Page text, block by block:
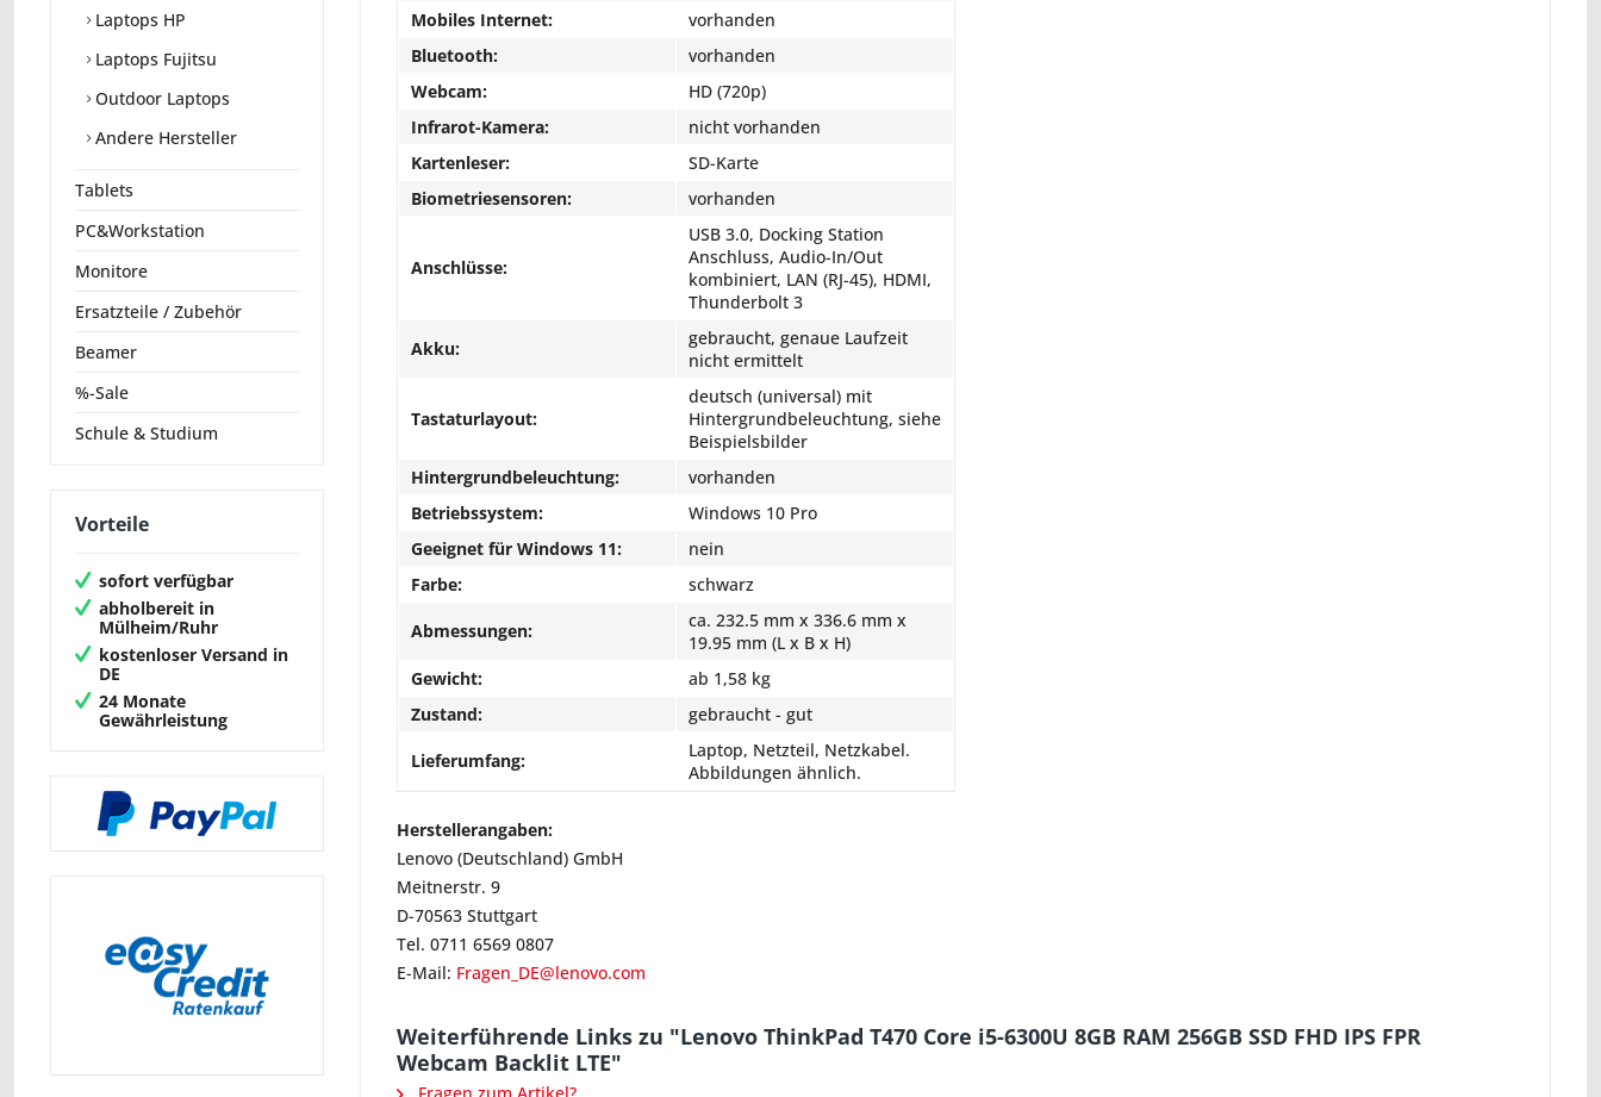
Laptops HP
Laptops Fujitsu
Outdoor Laptops
Andere Hersteller
Tablets
PC&Workstation
Monitore
Ersatzteile / Zubehör
Beamer
%-Sale
Schule & Studium
Vorteile
sofort verfügbar
abholbereit in
Mülheim/Ruhr
kostenloser Versand in
DE
24 Monate
Gewährleistung
Mobiles Internet:
vorhanden
Bluetooth:
vorhanden
Webcam:
HD (720p)
Infrarot-Kamera:
nicht vorhanden
Kartenleser:
SD-Karte
Biometriesensoren:
vorhanden
Anschlüsse:
USB 3.0, Docking Station
Anschluss, Audio-In/Out
kombiniert, LAN (RJ-45), HDMI,
Thunderbolt 3
Akku:
gebraucht, genaue Laufzeit
nicht ermittelt
Tastaturlayout:
deutsch (universal) mit
Hintergrundbeleuchtung, siehe
Beispielsbilder
Hintergrundbeleuchtung:
vorhanden
Betriebssystem:
Windows 10 Pro
Geeignet für Windows 11:
nein
Farbe:
schwarz
Abmessungen:
ca. 232.5 mm x 336.6 mm x
19.95 mm (L x B x H)
Gewicht:
ab 1,58 kg
Zustand:
gebraucht - gut
Lieferumfang:
Laptop, Netzteil, Netzkabel.
Abbildungen ähnlich.
Herstellerangaben:
Lenovo (Deutschland) GmbH
Meitnerstr. 9
D-70563 Stuttgart
Tel. 0711 6569 0807
E-Mail: Fragen_DE@lenovo.com
Weiterführende Links zu "Lenovo ThinkPad T470 Core i5-6300U 8GB RAM 256GB SSD FHD IPS FPR
Webcam Backlit LTE"